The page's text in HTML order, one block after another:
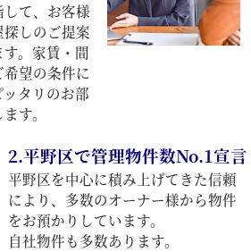
て、お客様
しのご提案
。家賃・間
望の条件に
タリのお部
す。
2.平野区で管理物件数No.1宣言
平野区を中心に積み上げてきた信頼
により、多数のオーナー様から物件
をお預かりしています。
自社物件も多数あります。